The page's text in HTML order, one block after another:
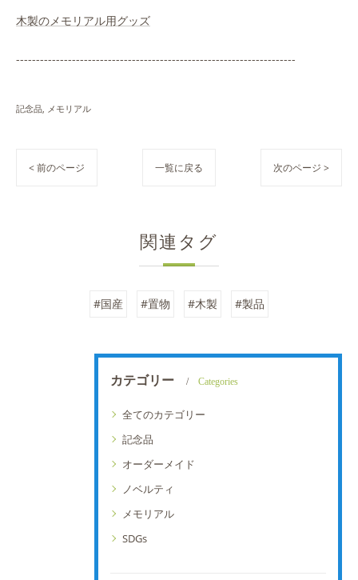
木製のメモリアル用グッズ
----------------------------------------------------------------------
記念品 メモリアル
< 前のページ 一覧に戻る 次のページ >
関連タグ
#国産 #置物 #木製 #製品
カテゴリー Categories
全てのカテゴリー
記念品
オーダーメイド
ノベルティ
メモリアル
SDGs